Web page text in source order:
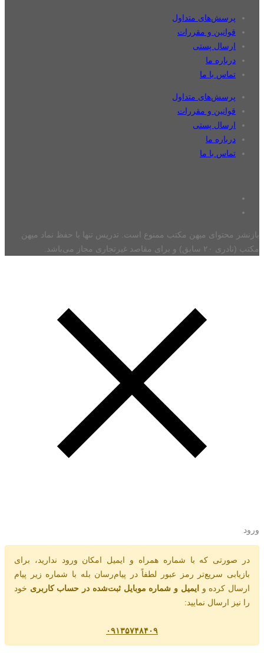
پرسش‌های متداول
قوانین و مقررات
ارسال پستی
درباره ما
تماس با ما
پرسش‌های متداول
قوانین و مقررات
ارسال پستی
درباره ما
تماس با ما
بازنشر محتوای میهن مکتب ممنوع است. تدریس تنها با حفظ نماد میهن
مکتب (نادری ۲۰ سابق) و برای مقاصد غیرتجاری مجاز می‌باشد.
ورود
در صورتی که با شماره همراه و ایمیل امکان ورود ندارید، برای
بازیابی سریع‌تر رمز عبور لطفاً در پیام‌رسان بله با شماره زیر پیام
ارسال کرده و ایمیل و شماره موبایل ثبت‌شده در حساب کاربری خود
را نیز ارسال نمایید:
۰۹۱۳۵۷۴۸۴۰۹